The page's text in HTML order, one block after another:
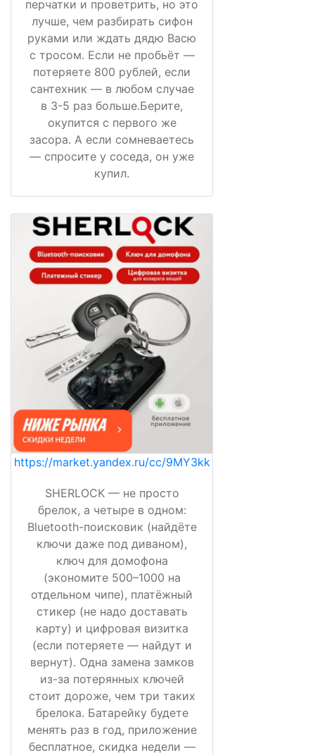
перчатки и проветрить, но это
лучше, чем разбирать сифон
руками или ждать дядю Васю
с тросом. Если не пробьёт —
потеряете 800 рублей, если
сантехник — в любом случае
в 3-5 раз больше.Берите,
окупится с первого же
засора. А если сомневаетесь
— спросите у соседа, он уже
купил.
https://market.yandex.ru/cc/9MY3kk
SHERLOCK — не просто
брелок, а четыре в одном:
Bluetooth-поисковик (найдёте
ключи даже под диваном),
ключ для домофона
(экономите 500–1000 на
отдельном чипе), платёжный
стикер (не надо доставать
карту) и цифровая визитка
(если потеряете — найдут и
вернут). Одна замена замков
из-за потерянных ключей
стоит дороже, чем три таких
брелока. Батарейку будете
менять раз в год, приложение
бесплатное, скидка недели —